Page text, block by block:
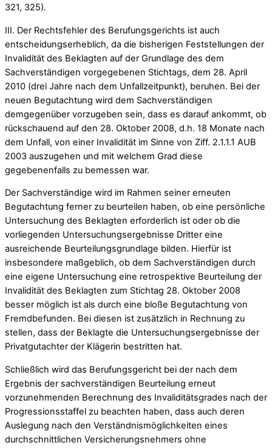
321, 325).
III. Der Rechtsfehler des Berufungsgerichts ist auch
entscheidungserheblich, da die bisherigen Feststellungen der
Invalidität des Beklagten auf der Grundlage des dem
Sachverständigen vorgegebenen Stichtags, dem 28. April
2010 (drei Jahre nach dem Unfallzeitpunkt), beruhen. Bei der
neuen Begutachtung wird dem Sachverständigen
demgegenüber vorzugeben sein, dass es darauf ankommt, ob
rückschauend auf den 28. Oktober 2008, d.h. 18 Monate nach
dem Unfall, von einer Invalidität im Sinne von Ziff. 2.1.1.1 AUB
2003 auszugehen und mit welchem Grad diese
gegebenenfalls zu bemessen war.
Der Sachverständige wird im Rahmen seiner erneuten
Begutachtung ferner zu beurteilen haben, ob eine persönliche
Untersuchung des Beklagten erforderlich ist oder ob die
vorliegenden Untersuchungsergebnisse Dritter eine
ausreichende Beurteilungsgrundlage bilden. Hierfür ist
insbesondere maßgeblich, ob dem Sachverständigen durch
eine eigene Untersuchung eine retrospektive Beurteilung der
Invalidität des Beklagten zum Stichtag 28. Oktober 2008
besser möglich ist als durch eine bloße Begutachtung von
Fremdbefunden. Bei diesen ist zusätzlich in Rechnung zu
stellen, dass der Beklagte die Untersuchungsergebnisse der
Privatgutachter der Klägerin bestritten hat.
Schließlich wird das Berufungsgericht bei der nach dem
Ergebnis der sachverständigen Beurteilung erneut
vorzunehmenden Berechnung des Invaliditätsgrades nach der
Progressionsstaffel zu beachten haben, dass auch deren
Auslegung nach den Verständnismöglichkeiten eines
durchschnittlichen Versicherungsnehmers ohne